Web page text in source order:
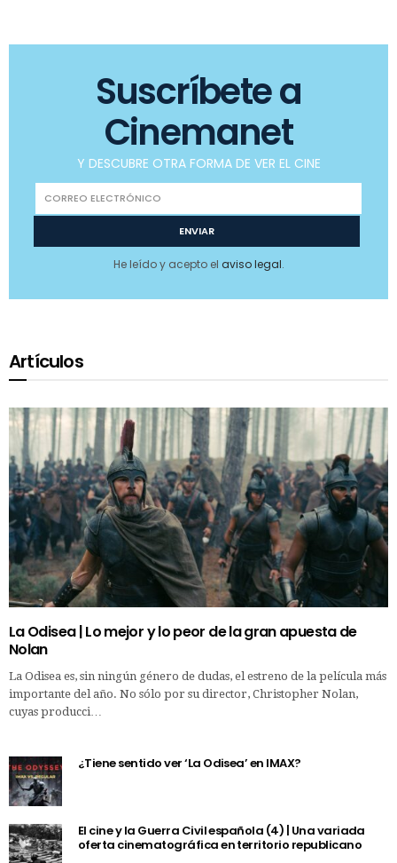
Suscríbete a
Cinemanet
Y DESCUBRE OTRA FORMA DE VER EL CINE
He leído y acepto el aviso legal.
Artículos
La Odisea | Lo mejor y lo peor de la gran apuesta de
Nolan
La Odisea es, sin ningún género de dudas, el estreno de la película más
importante del año. No sólo por su director, Christopher Nolan,
cuyas producci…
¿Tiene sentido ver ‘La Odisea’ en IMAX?
El cine y la Guerra Civil española (4) | Una variada
oferta cinematográfica en territorio republicano